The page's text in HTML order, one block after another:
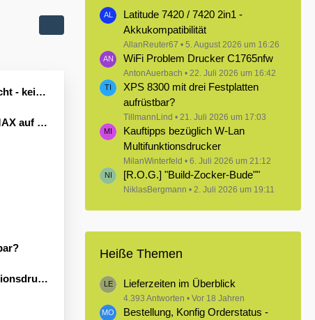
erwecken könnte?
11
Latitude 7420 / 7420 2in1 -
Akkukompatibilität
AllanReuter67 5. August 2026 um 16:26
WiFi Problem Drucker C1765nfw
AntonAuerbach 22. Juli 2026 um 16:42
XPS 8300 mit drei Festplatten
aufrüstbar?
TillmannLind 21. Juli 2026 um 17:03
Kauftipps bezüglich W-Lan
Multifunktionsdrucker
MilanWinterfeld 6. Juli 2026 um 21:12
[R.O.G.] "Build-Zocker-Bude""
NiklasBergmann 2. Juli 2026 um 19:11
Heiße Themen
Lieferzeiten im Überblick
4.393 Antworten Vor 18 Jahren
Bestellung, Konfig Orderstatus -